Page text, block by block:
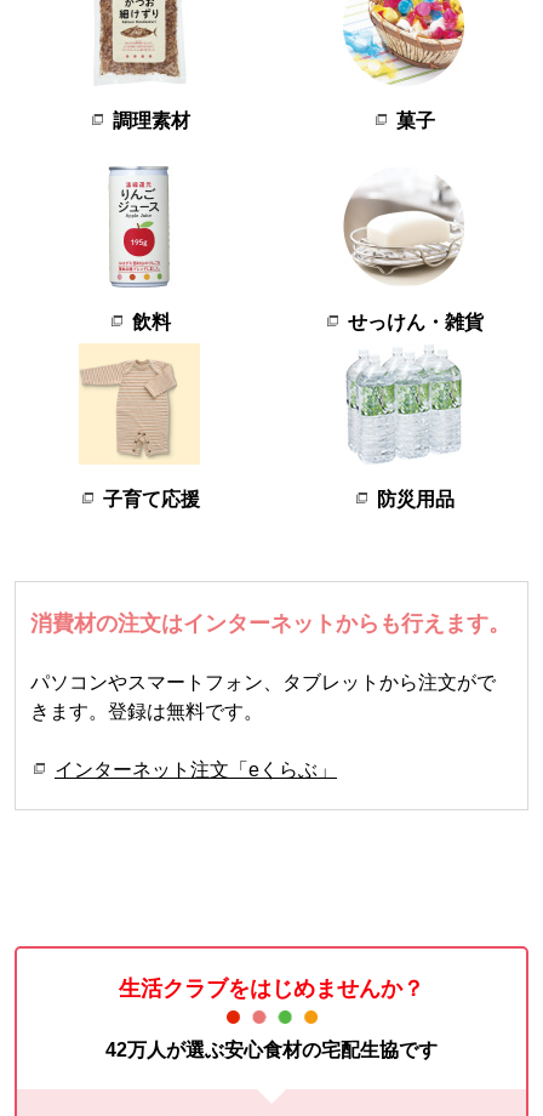
調理素材 菓子
飲料 せっけん・雑貨
子育て応援 防災用品
消費材の注文はインターネットからも行えます。
パソコンやスマートフォン、タブレットから注文がで
きます。登録は無料です。
インターネット注文「eくらぶ」
生活クラブをはじめませんか？
42万人が選ぶ安心食材の宅配生協です